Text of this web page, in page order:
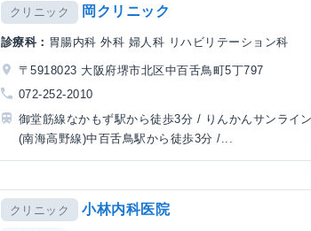
クリニック 岡クリニック
診療科： 胃腸内科 外科 婦人科 リハビリテーション科
〒5918023 大阪府堺市北区中百舌鳥町5丁797
072-252-2010
御堂筋線なかもず駅から徒歩3分 / りんかんサンライン
(南海高野線)中百舌鳥駅から徒歩3分 /...
クリニック 小林内科医院